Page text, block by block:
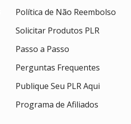
Política de Não Reembolso
Solicitar Produtos PLR
Passo a Passo
Perguntas Frequentes
Publique Seu PLR Aqui
Programa de Afiliados